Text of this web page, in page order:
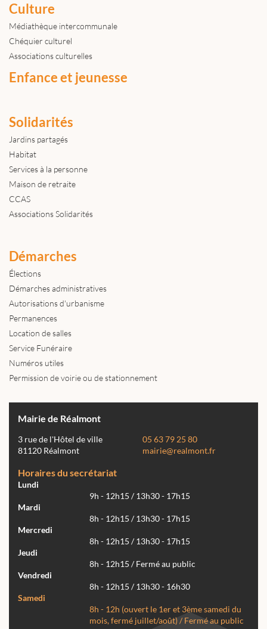
Culture
Médiathèque intercommunale
Chéquier culturel
Associations culturelles
Enfance et jeunesse
Solidarités
Jardins partagés
Habitat
Services à la personne
Maison de retraite
CCAS
Associations Solidarités
Démarches
Élections
Démarches administratives
Autorisations d'urbanisme
Permanences
Location de salles
Service Funéraire
Numéros utiles
Permission de voirie ou de stationnement
Mairie de Réalmont
3 rue de l'Hôtel de ville
81120 Réalmont
05 63 79 25 80
mairie@realmont.fr
Horaires du secrétariat
Lundi
9h - 12h15 / 13h30 - 17h15
Mardi
8h - 12h15 / 13h30 - 17h15
Mercredi
8h - 12h15 / 13h30 - 17h15
Jeudi
8h - 12h15 / Fermé au public
Vendredi
8h - 12h15 / 13h30 - 16h30
Samedi
8h - 12h (ouvert le 1er et 3ème samedi du
mois, fermé juillet/août) / Fermé au public